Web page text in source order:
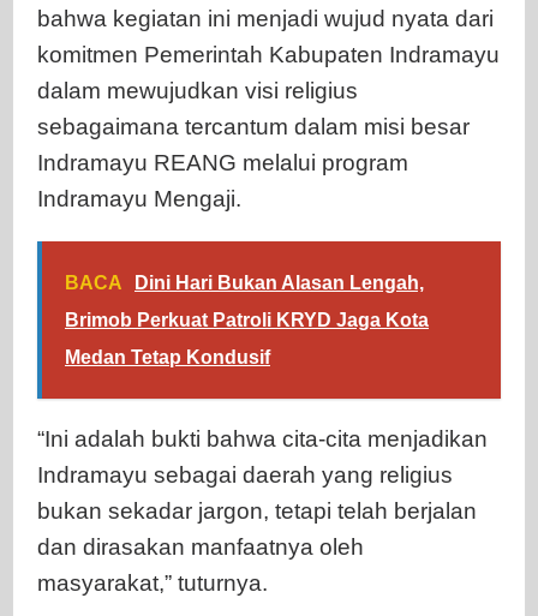
bahwa kegiatan ini menjadi wujud nyata dari
komitmen Pemerintah Kabupaten Indramayu
dalam mewujudkan visi religius
sebagaimana tercantum dalam misi besar
Indramayu REANG melalui program
Indramayu Mengaji.
BACA
Dini Hari Bukan Alasan Lengah,
Brimob Perkuat Patroli KRYD Jaga Kota
Medan Tetap Kondusif
“Ini adalah bukti bahwa cita-cita menjadikan
Indramayu sebagai daerah yang religius
bukan sekadar jargon, tetapi telah berjalan
dan dirasakan manfaatnya oleh
masyarakat,” tuturnya.